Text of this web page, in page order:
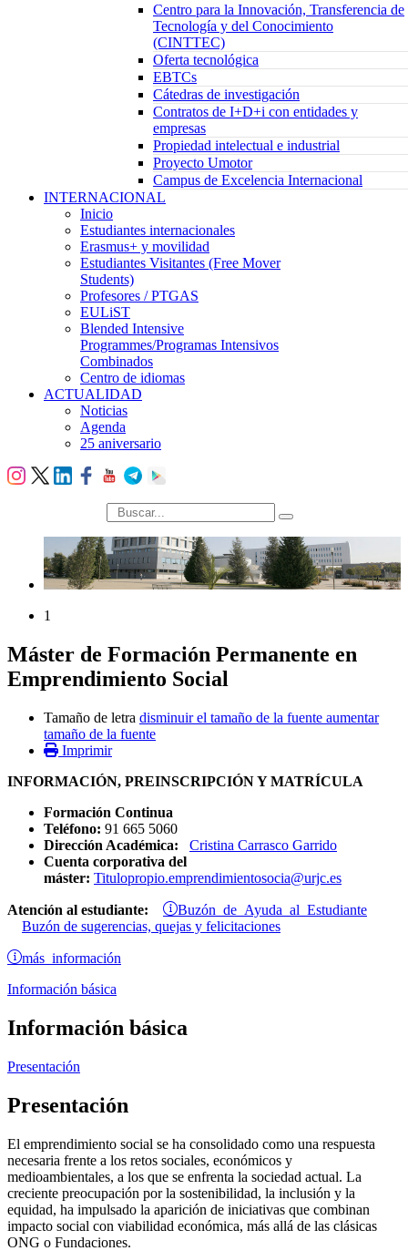
Centro para la Innovación, Transferencia de
Tecnología y del Conocimiento
(CINTTEC)
Oferta tecnológica
EBTCs
Cátedras de investigación
Contratos de I+D+i con entidades y
empresas
Propiedad intelectual e industrial
Proyecto Umotor
Campus de Excelencia Internacional
INTERNACIONAL
Inicio
Estudiantes internacionales
Erasmus+ y movilidad
Estudiantes Visitantes (Free Mover
Students)
Profesores / PTGAS
EULiST
Blended Intensive
Programmes/Programas Intensivos
Combinados
Centro de idiomas
ACTUALIDAD
Noticias
Agenda
25 aniversario
búsqueda
1
Máster de Formación Permanente en
Emprendimiento Social
Tamaño de letra disminuir el tamaño de la fuente aumentar
tamaño de la fuente
Imprimir
INFORMACIÓN, PREINSCRIPCIÓN Y MATRÍCULA
Formación Continua
Teléfono: 91 665 5060
Dirección Académica:
Cristina Carrasco Garrido
Cuenta corporativa del
máster: Titulopropio.emprendimientosocia@urjc.es
Atención al estudiante: Buzón de Ayuda al Estudiante
Buzón de sugerencias, quejas y felicitaciones
más información
Información básica
Información básica
Presentación
Presentación
El emprendimiento social se ha consolidado como una respuesta
necesaria frente a los retos sociales, económicos y
medioambientales, a los que se enfrenta la sociedad actual. La
creciente preocupación por la sostenibilidad, la inclusión y la
equidad, ha impulsado la aparición de iniciativas que combinan
impacto social con viabilidad económica, más allá de las clásicas
ONG o Fundaciones.